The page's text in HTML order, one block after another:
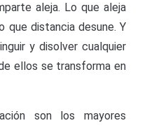
aleja. Lo que aleja
que distancia desune. Y
y disolver cualquier
ellos se transforma en
son los mayores